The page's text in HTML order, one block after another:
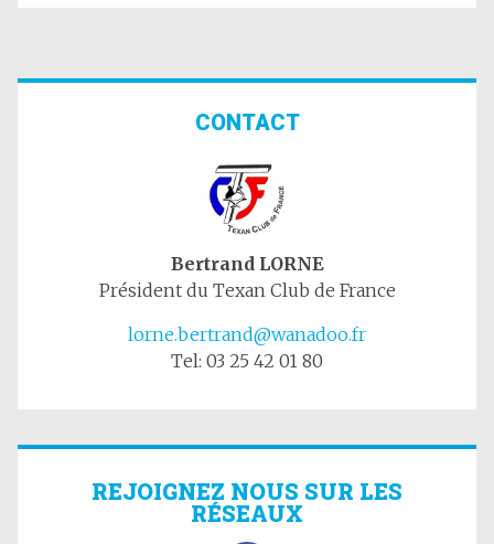
CONTACT
Bertrand LORNE
Président du Texan Club de France
lorne.bertrand@wanadoo.fr
Tel: 03 25 42 01 80
REJOIGNEZ NOUS SUR LES
RÉSEAUX